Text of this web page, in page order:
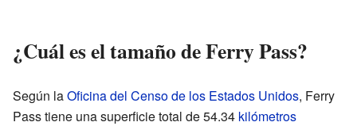
¿Cuál es el tamaño de Ferry Pass?
Según laOficina del Censo de los Estados Unidos, Ferry
Pass tiene una superficie total de 54.34 kilómetros